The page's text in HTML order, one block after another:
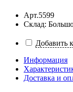
Арт.5599
Склад:
Добавить
Информация
Доставка и